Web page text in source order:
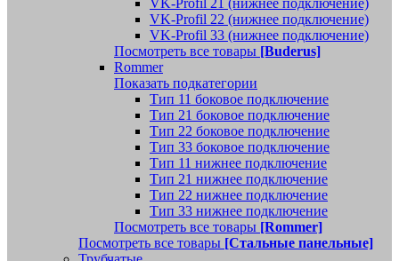
VK-Profil 21 (нижнее подключение)
VK-Profil 22 (нижнее подключение)
VK-Profil 33 (нижнее подключение)
Посмотреть все товары [Buderus]
Rommer
Показать подкатегории
Тип 11 боковое подключение
Тип 21 боковое подключение
Тип 22 боковое подключение
Тип 33 боковое подключение
Тип 11 нижнее подключение
Тип 21 нижнее подключение
Тип 22 нижнее подключение
Тип 33 нижнее подключение
Посмотреть все товары [Rommer]
Посмотреть все товары [Стальные панельные]